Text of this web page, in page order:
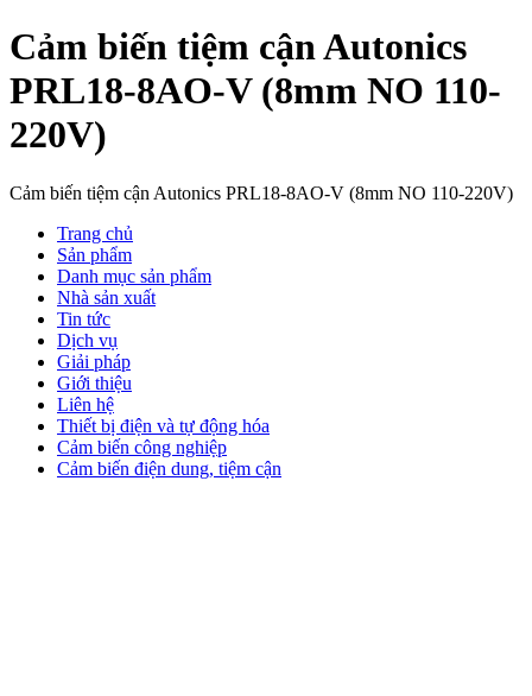
Cảm biến tiệm cận Autonics
PRL18-8AO-V (8mm NO 110-
220V)
Cảm biến tiệm cận Autonics PRL18-8AO-V (8mm NO 110-220V)
Trang chủ
Sản phẩm
Danh mục sản phẩm
Nhà sản xuất
Tin tức
Dịch vụ
Giải pháp
Giới thiệu
Liên hệ
Thiết bị điện và tự động hóa
Cảm biến công nghiệp
Cảm biến điện dung, tiệm cận